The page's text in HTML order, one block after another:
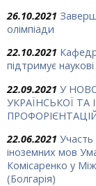
26.10.2021
олімпіади
22.10.2021
підтримує
22.09.2021 У
УКРАЇНСЬКОЇ
22.06.2021 Участь
іноземних мов
Комісаренко у
(Болгарія)